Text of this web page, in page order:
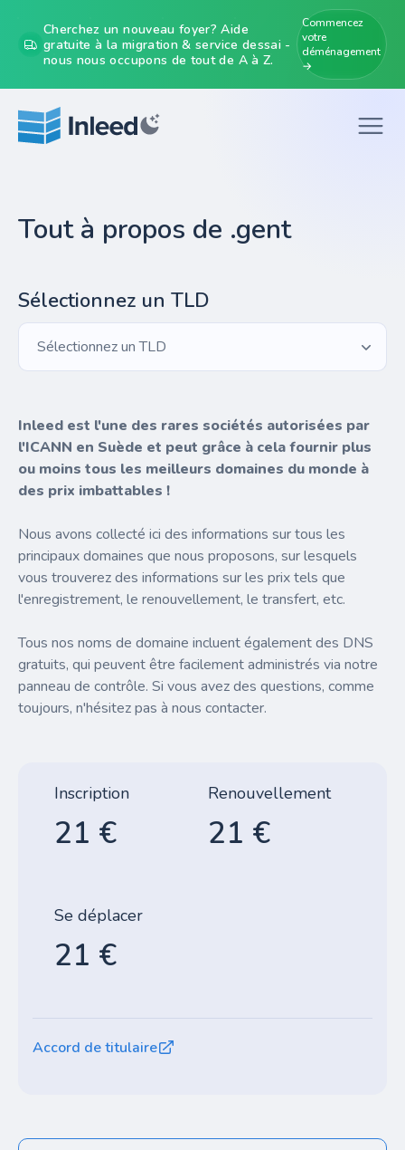
Cherchez un nouveau foyer? Aide
gratuite à la migration & service dessai -
nous nous occupons de tout de A à Z.
Commencez
votre
déménagement
→
Tout à propos de .gent
Sélectionnez un TLD
Sélectionnez un TLD
Inleed est l'une des rares sociétés autorisées par
l'ICANN en Suède et peut grâce à cela fournir plus
ou moins tous les meilleurs domaines du monde à
des prix imbattables !
Nous avons collecté ici des informations sur tous les
principaux domaines que nous proposons, sur lesquels
vous trouverez des informations sur les prix tels que
l'enregistrement, le renouvellement, le transfert, etc.
Tous nos noms de domaine incluent également des DNS
gratuits, qui peuvent être facilement administrés via notre
panneau de contrôle. Si vous avez des questions, comme
toujours, n'hésitez pas à nous contacter.
Inscription
21 €
Renouvellement
21 €
Se déplacer
21 €
Accord de titulaire